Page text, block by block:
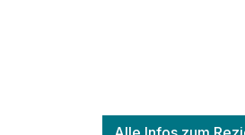
Ausstattung